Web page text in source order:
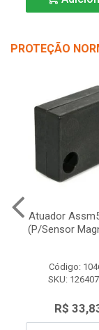
PROTEÇÃO
Atuador
(P/Sensor
Código:
SKU:
R$